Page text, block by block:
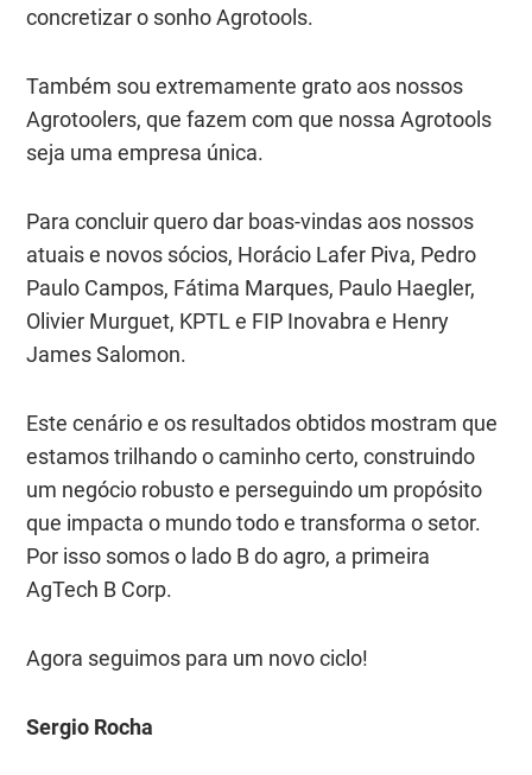
concretizar o sonho Agrotools.
Também sou extremamente grato aos nossos
Agrotoolers, que fazem com que nossa Agrotools
seja uma empresa única.
Para concluir quero dar boas-vindas aos nossos
atuais e novos sócios, Horácio Lafer Piva, Pedro
Paulo Campos, Fátima Marques, Paulo Haegler,
Olivier Murguet, KPTL e FIP Inovabra e Henry
James Salomon.
Este cenário e os resultados obtidos mostram que
estamos trilhando o caminho certo, construindo
um negócio robusto e perseguindo um propósito
que impacta o mundo todo e transforma o setor.
Por isso somos o lado B do agro, a primeira
AgTech B Corp.
Agora seguimos para um novo ciclo!
Sergio Rocha